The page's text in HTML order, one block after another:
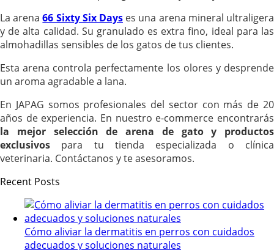
La arena66 Sixty Six Days es una arena mineral ultraligera
y de alta calidad. Su granulado es extra fino, ideal para las
almohadillas sensibles de los gatos de tus clientes.
Esta arena controla perfectamente los olores y desprende
un aroma agradable a lana.
En JAPAG somos profesionales del sector con más de 20
años de experiencia. En nuestro e-commerce encontrarás
la mejor selección de arena de gato y productos
exclusivos para tu tienda especializada o clínica
veterinaria. Contáctanos y te asesoramos.
Recent Posts
Cómo aliviar la dermatitis en perros con cuidados
adecuados y soluciones naturales